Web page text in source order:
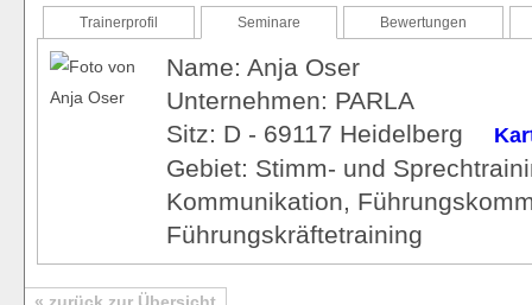
FAQ
Trainerprofil Seminare Bewertungen
Name: Anja Oser
Unternehmen: PARLA
Sitz: D - 69117 Heidelberg
Gebiet: Stimm- und
Kommunikation,
Führungskräftetraining